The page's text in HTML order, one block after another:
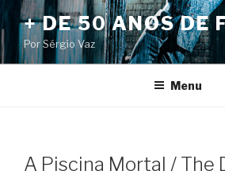
Pular
para
o
conteúdo
+ DE 50 ANOS DE
Por Sérgio Vaz
Menu
A Piscina Mortal / The